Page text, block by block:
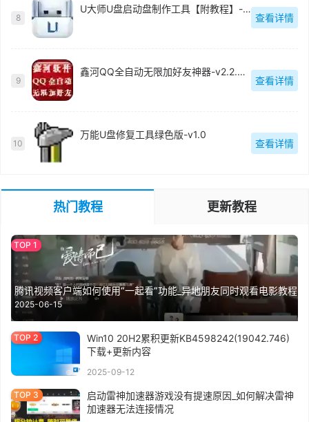
8
U大师U盘启动盘制作工具【附教程】-v【】
查看详情
9
鑫河QQ全自动无限加好友神器-v2.2.3.6
查看详情
10
万能U盘修复工具绿色版-v1.0
查看详情
热门教程 更新教程
腾讯视频客户端如何使用“一起看”功能_异地朋友同时观看电影教程
2025-06-15
Win10 20H2累积更新KB4598242(19042.746)
下载+更新内容
2025-09-12
启动雷神加速器游戏没有提速原因_如何解决雷神
加速器无法连接情况